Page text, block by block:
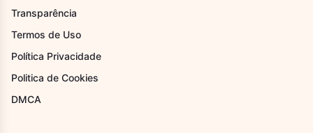
Transparência
Termos de Uso
Política Privacidade
Politica de Cookies
DMCA